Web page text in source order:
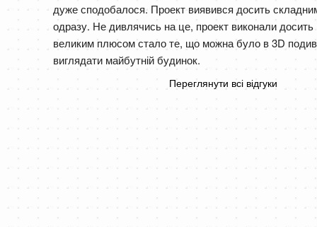
дуже сподобалося. Проект виявився досить
одразу. Не дивлячись на це, проект виконали досить
великим плюсом стало те, що можна було в 3D
виглядати майбутній будинок.
Переглянути всі відгуки